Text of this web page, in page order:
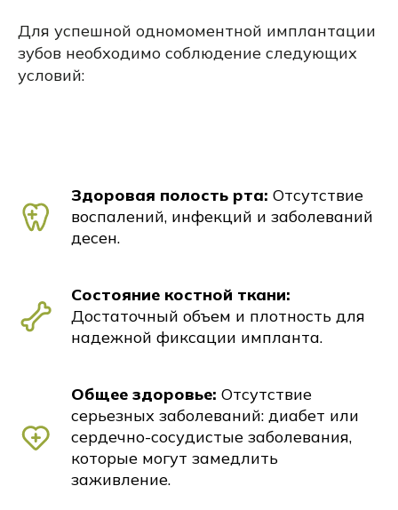
Для успешной одномоментной имплантации
зубов необходимо соблюдение следующих
условий:
Здоровая полость рта: Отсутствие
воспалений, инфекций и заболеваний
десен.
Состояние костной ткани:
Достаточный объем и плотность для
надежной фиксации импланта.
Общее здоровье: Отсутствие
серьезных заболеваний: диабет или
сердечно-сосудистые заболевания,
которые могут замедлить
заживление.